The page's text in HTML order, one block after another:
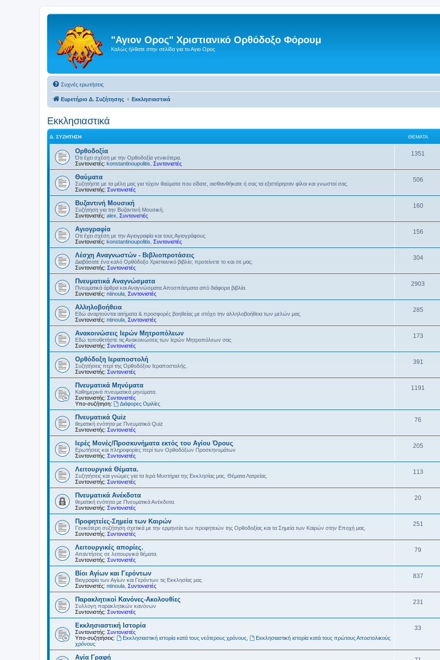
"Αγιον Ορος" Χριστιανικό Ορθόδοξο Φόρουμ
Καλώς ήλθατε στην σελίδα για το Αγιο Ορος
Συχνές ερωτήσεις
Ευρετήριο Δ. Συζήτησης Εκκλησιαστικά
Εκκλησιαστικά
Δ. ΣΥΖΉΤΗΣΗ ΘΈΜΑΤΑ
Ορθοδοξία
Ότι έχει σχέση με την Ορθοδοξία γενικότερα.
Συντονιστές: konstantinoupolitis Συντονιστές
1351
Θαύματα
Συζητήστε με τα μέλη μας για τύχον θαύματα που είδατε, αισθανθήκατε ή σας τα εξιστόρησαν φίλοι και γνωστοί σας.
Συντονιστής: Συντονιστές
506
Βυζαντινή Μουσική
Συζήτηση για την Βυζαντινή Μουσική.
Συντονιστές: alex Συντονιστές
160
Αγιογραφία
Οτι έχει σχέση με την Αγιογραφία και τους Αγιογράφους.
Συντονιστές: konstantinoupolitis Συντονιστές
156
Λέσχη Αναγνωστών - Βιβλιοπροτάσεις
Διαβάσατε ένα καλό Ορθόδοξο Χριστιανικό βιβλίο; προτείνετε το και σε μας.
Συντονιστής: Συντονιστές
304
Πνευματικά Αναγνώσματα
Πνευματικά άρθρα και Αναγνώσματα.Αποσπάσματα από διάφορα βιβλία.
Συντονιστές: ntinoula Συντονιστές
2903
Αλληλοβοήθεια
Εδώ αναρτούνται αιτήματα & προσφορές βοηθείας με στόχο την αλληλοβοήθεια των μελών μας.
Συντονιστές: ntinoula Συντονιστές
285
Ανακοινώσεις Ιερών Μητροπόλεων
Εδώ τοποθετήστε τις Ανακοινώσεις των Ιερών Μητροπόλεων σας
Συντονιστής: Συντονιστές
173
Ορθόδοξη Ιεραποστολή
Συζητήσεις περί της Ορθοδόξου Ιεραποστολής.
Συντονιστής: Συντονιστές
391
Πνευματικά Μηνύματα
Καθημερινά πνευματικά μηνύματα.
Συντονιστής: Συντονιστές
Υπο-συζήτηση:
Διάφορες Ομιλίες
1191
Πνευματικά Quiz
θεματική ενότητα με Πνευματικά Quiz
Συντονιστής: Συντονιστές
76
Ιερές Μονές/Προσκυνήματα εκτός του Αγίου Όρους
Ερωτήσεις και πληροφορίες περί των Ορθοδόξων Προσκηνυμάτων
Συντονιστής: Συντονιστές
205
Λειτουργικά Θέματα.
Συζητήσεις και γνώμες για τα Ιερά Μυστήρια της Εκκλησίας μας. Θέματα Λατρείας.
Συντονιστής: Συντονιστές
113
Πνευματικά Ανέκδοτα
θεματική ενότητα με Πνευματικά Ανέκδοτα.
Συντονιστής: Συντονιστές
20
Προφητείες-Σημεία των Καιρών
Γενικότερη συζήτηση σχετικά με την ερμηνεία των προφητειών της Ορθοδοξίας και τα Σημεία των Καιρών στην Εποχή μας.
Συντονιστής: Συντονιστές
251
Λειτουργικές απορίες.
Απαντήσεις σε λειτουργικά θέματα.
Συντονιστής: Συντονιστές
79
Βίοι Αγίων και Γερόντων
Βιογραφία των Αγίων και Γερόντων τις Εκκλησίας μας
Συντονιστές: ntinoula Συντονιστές
837
Παρακλητικοί Κανόνες-Ακολουθίες
Συλλογη παρακλητικών κανόνων
Συντονιστής: Συντονιστές
231
Εκκλησιαστική Ιστορία
Συντονιστής: Συντονιστές
Υπο-συζητήσεις:
Εκκλησιαστική ιστορία κατά τους νεότερους χρόνους,
Εκκλησιαστική ιστορία κατά τους πρώτους Αποστολικούς
χρόνους
33
Αγία Γραφή